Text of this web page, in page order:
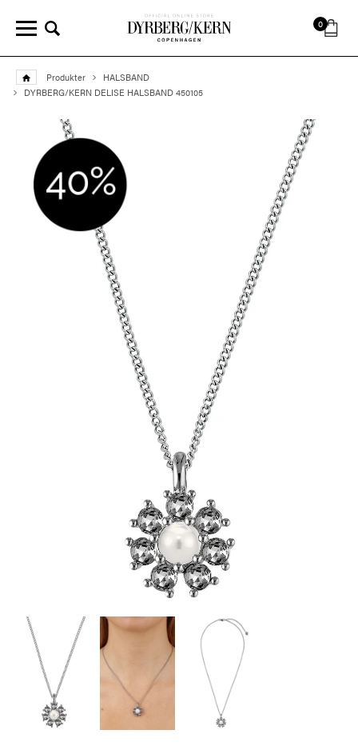
0
Produkter
HALSBAND
DYRBERG/KERN DELISE HALSBAND 450105